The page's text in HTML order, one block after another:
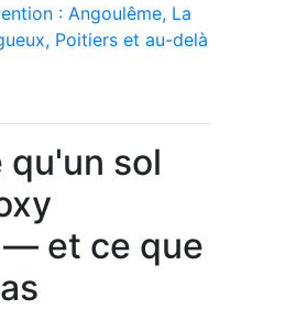
: Angoulême, La
Poitiers et au-delà
sol
et ce que